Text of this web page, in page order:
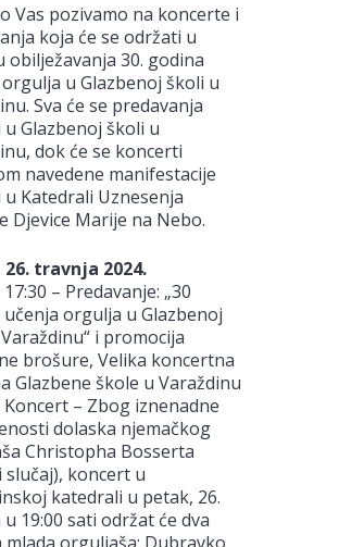
Vas pozivamo na koncerte i
koja će se održati u
obilježavanja 30. godina
u Glazbenoj školi u
Sva će se predavanja
Glazbenoj školi u
dok će se koncerti
navedene manifestacije
Katedrali Uznesenja
Djevice Marije na Nebo.
travnja 2024.
17:30 – Predavanje: „30
orgulja u Glazbenoj
i promocija
brošure, Velika koncertna
Glazbene škole u Varaždinu
Koncert – Zbog iznenadne
dolaska njemačkog
Christopha Bosserta
koncert u
katedrali u petak, 26.
19:00 sati održat će dva